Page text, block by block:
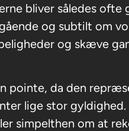
bliver således ofte
og subtilt om
og skæve
pointe, da den
lige stor
simpelthen om at